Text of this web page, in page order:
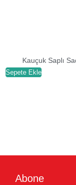
Kauçuk Saplı
Sepete Ekle
Abone